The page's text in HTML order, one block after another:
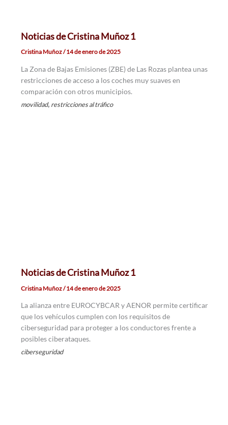
Noticias de Cristina Muñoz 1
Cristina Muñoz/14 de enero de 2025
La Zona de Bajas Emisiones (ZBE) de Las Rozas plantea unas
restricciones de acceso a los coches muy suaves en
comparación con otros municipios.
movilidad, restricciones al tráfico
Noticias de Cristina Muñoz 1
Cristina Muñoz/14 de enero de 2025
La alianza entre EUROCYBCAR y AENOR permite certificar
que los vehículos cumplen con los requisitos de
ciberseguridad para proteger a los conductores frente a
posibles ciberataques.
ciberseguridad